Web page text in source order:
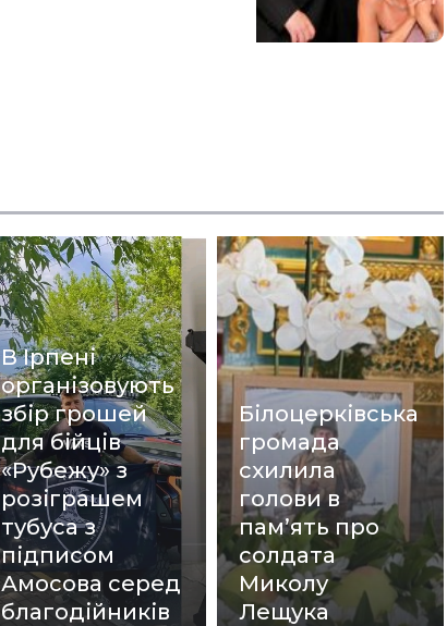
В Ірпені
організовують
збір грошей
для бійців
«Рубежу» з
розіграшем
тубуса з
підписом
Амосова серед
благодійників
Білоцерківська
громада
схилила
голови в
пам’ять про
солдата
Миколу
Лещука